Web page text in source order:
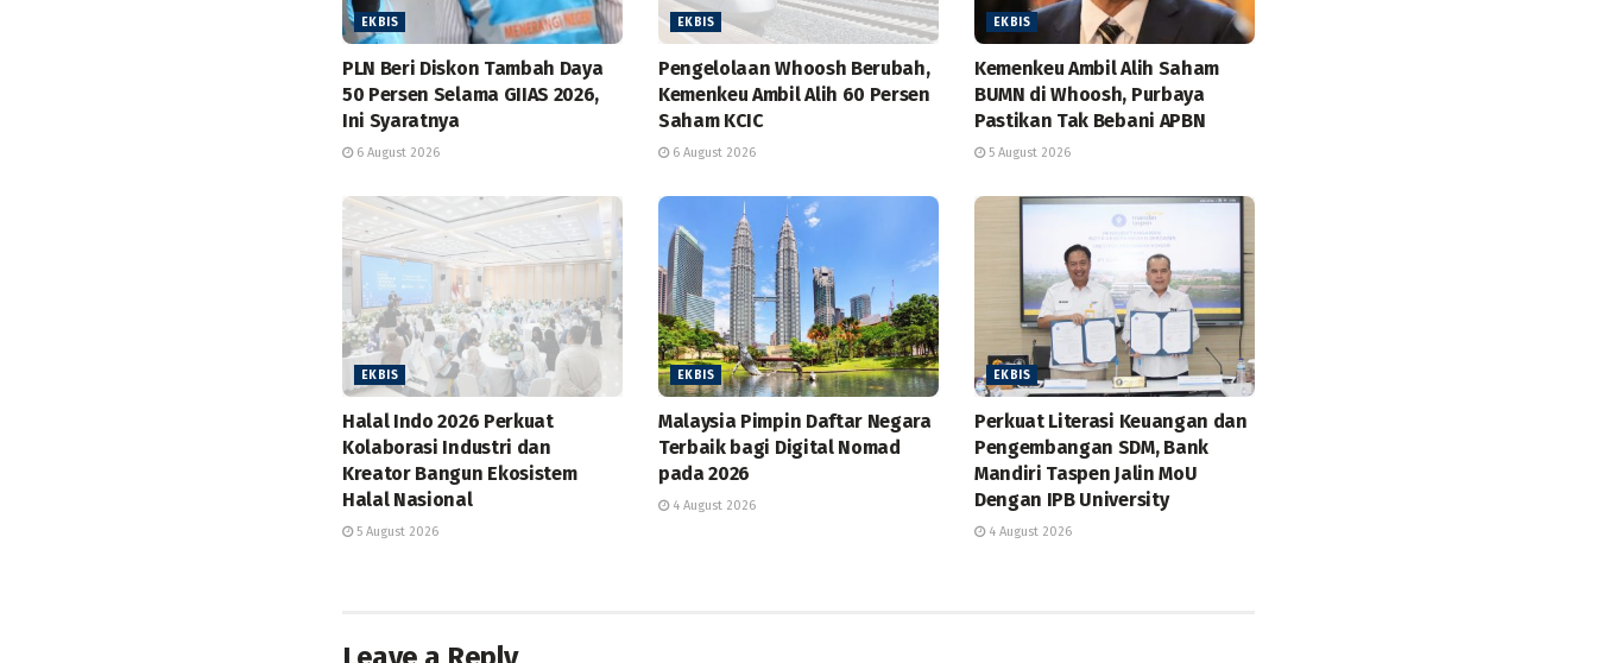
EKBIS
PLN Beri Diskon Tambah Daya
50 Persen Selama GIIAS 2026,
Ini Syaratnya
6 August 2026
EKBIS
Pengelolaan Whoosh Berubah,
Kemenkeu Ambil Alih 60 Persen
Saham KCIC
6 August 2026
EKBIS
Kemenkeu Ambil Alih Saham
BUMN di Whoosh, Purbaya
Pastikan Tak Bebani APBN
5 August 2026
EKBIS
Halal Indo 2026 Perkuat
Kolaborasi Industri dan
Kreator Bangun Ekosistem
Halal Nasional
5 August 2026
EKBIS
Malaysia Pimpin Daftar Negara
Terbaik bagi Digital Nomad
pada 2026
4 August 2026
EKBIS
Perkuat Literasi Keuangan dan
Pengembangan SDM, Bank
Mandiri Taspen Jalin MoU
Dengan IPB University
4 August 2026